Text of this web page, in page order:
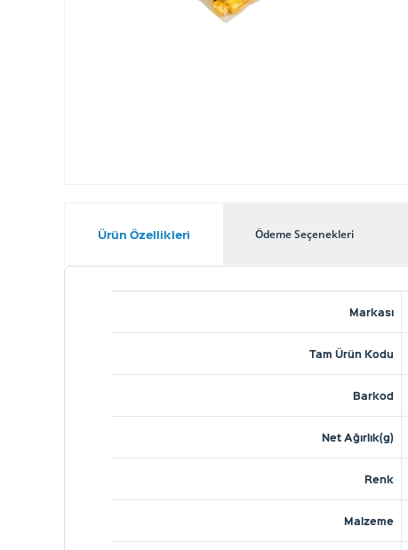
Ürün Özellikleri Ödeme Seçenekleri
Markası
Tam Ürün Kodu
Barkod
Net Ağırlık(g)
Renk
Malzeme